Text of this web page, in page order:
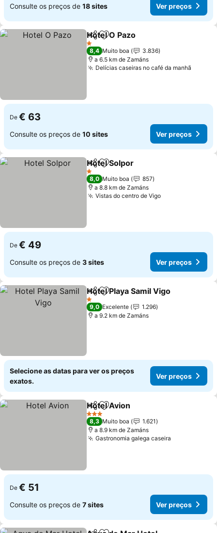
Consulte os preços de 18 sites Ver preços
PartilharAdicionar aos favoritos
Hotel O Pazo
1 Estrelas
8,4 Muito boa
3.836
a 6.5 km de Zamáns
Delícias caseiras no café da manhã
De € 63
Consulte os preços de 10 sites Ver preços
PartilharAdicionar aos favoritos
Hotel Solpor
1 Estrelas
8,0 Muito boa
857
a 8.8 km de Zamáns
Vistas do centro de Vigo
De € 49
Consulte os preços de 3 sites Ver preços
PartilharAdicionar aos favoritos
Hotel Playa Samil Vigo
1 Estrelas
9,0 Excelente
1.296
a 9.2 km de Zamáns
Selecione as datas para ver os preços
exatos.
Ver preços
PartilharAdicionar aos favoritos
Hotel Avion
3 Estrelas
8,3 Muito boa
1.621
a 8.9 km de Zamáns
Gastronomia galega caseira
De € 51
Consulte os preços de 7 sites Ver preços